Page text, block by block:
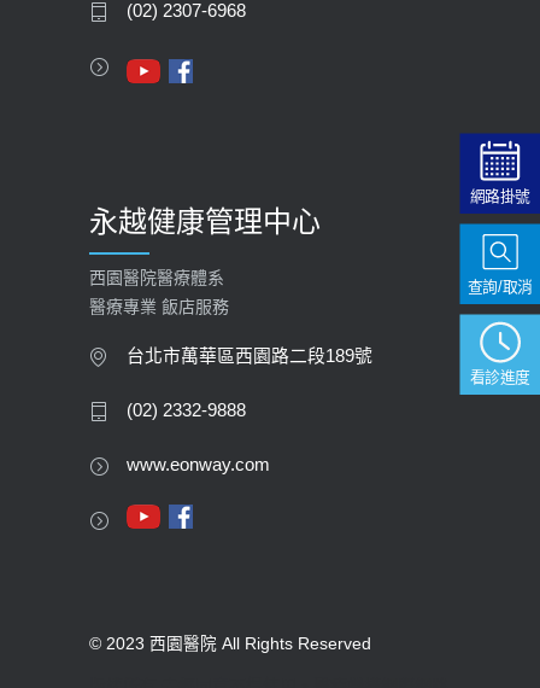
2023-09-27
(02) 2307-6968
永越健康管理中心
西園醫院醫療體系
醫療專業 飯店服務
台北市萬華區西園路二段189號
(02) 2332-9888
www.eonway.com
© 2023 西園醫院 All Rights Reserved
網路掛號
看診進度
查詢/取消